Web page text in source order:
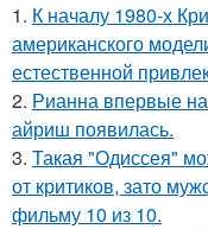
1. К началу 1980-х
американского
естественной
2. Рианна впервые
айриш появилась.
3. Такая "Одиссея"
от критиков, зато
фильму 10 из 10.